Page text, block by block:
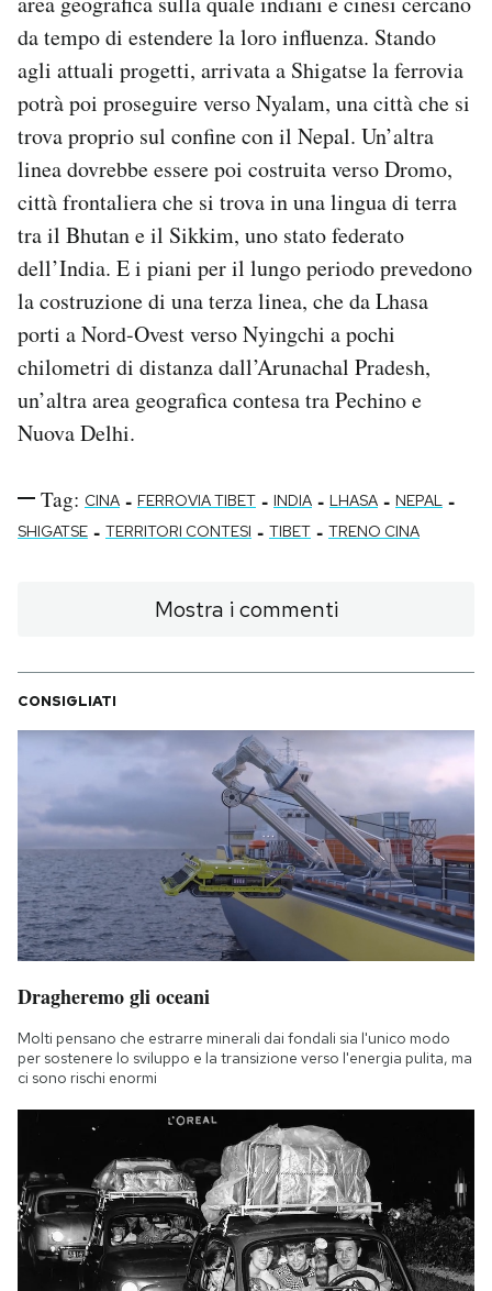
da tempo di estendere la loro influenza. Stando
agli attuali progetti, arrivata a Shigatse la ferrovia
potrà poi proseguire verso Nyalam, una città che si
trova proprio sul confine con il Nepal. Un’altra
linea dovrebbe essere poi costruita verso Dromo,
città frontaliera che si trova in una lingua di terra
tra il Bhutan e il Sikkim, uno stato federato
dell’India. E i piani per il lungo periodo prevedono
la costruzione di una terza linea, che da Lhasa
porti a Nord-Ovest verso Nyingchi a pochi
chilometri di distanza dall’Arunachal Pradesh,
un’altra area geografica contesa tra Pechino e
Nuova Delhi.
Tag: CINA - FERROVIA TIBET - INDIA - LHASA - NEPAL -
SHIGATSE - TERRITORI CONTESI - TIBET - TRENO CINA
Mostra i commenti
CONSIGLIATI
Dragheremo gli oceani
Molti pensano che estrarre minerali dai fondali sia l'unico modo
per sostenere lo sviluppo e la transizione verso l'energia pulita, ma
ci sono rischi enormi